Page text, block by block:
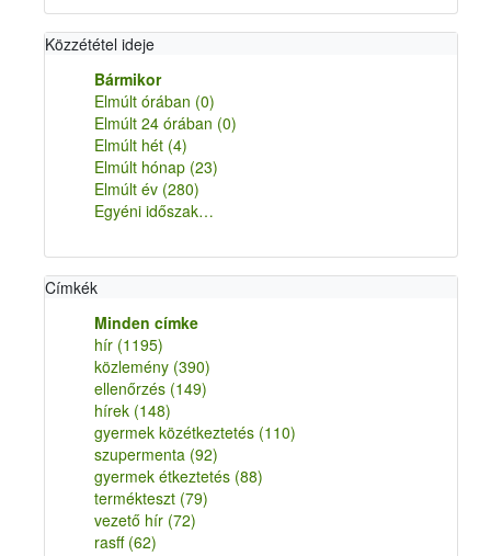
Közzététel ideje
Bármikor
Elmúlt órában (0)
Elmúlt 24 órában (0)
Elmúlt hét (4)
Elmúlt hónap (23)
Elmúlt év (280)
Egyéni időszak…
Címkék
Minden címke
hír (1195)
közlemény (390)
ellenőrzés (149)
hírek (148)
gyermek közétkeztetés (110)
szupermenta (92)
gyermek étkeztetés (88)
termékteszt (79)
vezető hír (72)
rasff (62)